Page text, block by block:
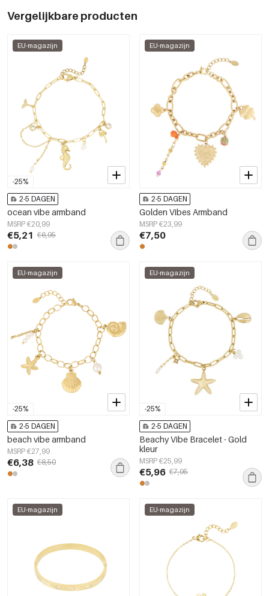
Vergelijkbare producten
-25%
EU-magazijn
2-5 DAGEN
ocean vibe armband
MSRP €20,99
€5,21 €6,95
EU-magazijn
2-5 DAGEN
Golden Vibes Armband
MSRP €23,99
€7,50
-25%
EU-magazijn
2-5 DAGEN
beach vibe armband
MSRP €27,99
€6,38 €8,50
-25%
EU-magazijn
2-5 DAGEN
Beachy Vibe Bracelet - Gold
kleur
MSRP €25,99
€5,96 €7,95
EU-magazijn EU-magazijn